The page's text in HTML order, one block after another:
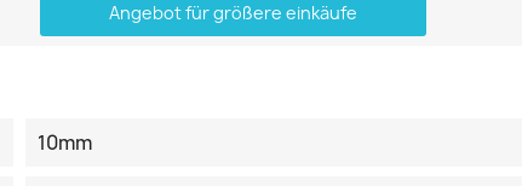
Angebot für größere einkäufe
10mm